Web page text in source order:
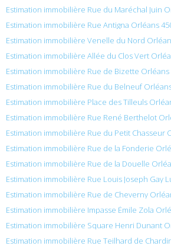
Estimation immobilière Rue du Maréchal Juin
Estimation immobilière Rue Antigna Orléans
Estimation immobilière Venelle du Nord
Estimation immobilière Allée du Clos Vert
Estimation immobilière Rue de Bizette Orléans
Estimation immobilière Rue du Belneuf
Estimation immobilière Place des Tilleuls
Estimation immobilière Rue René Berthelot
Estimation immobilière Rue du Petit Chasseur
Estimation immobilière Rue de la Fonderie
Estimation immobilière Rue de la Douelle
Estimation immobilière Rue Louis Joseph Gay
Estimation immobilière Rue de Cheverny
Estimation immobilière Impasse Émile Zola
Estimation immobilière Square Henri Dunant
Estimation immobilière Rue Teilhard de